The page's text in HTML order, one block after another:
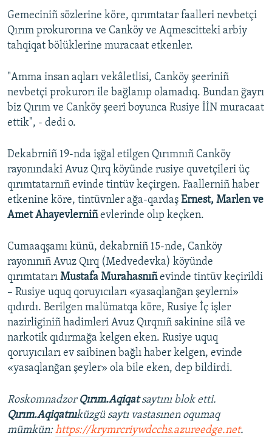
Gemeciniñ sözlerine köre, qırımtatar faalleri nevbetçi
Qırım prokurorına ve Canköy ve Aqmescitteki arbiy
tahqiqat bölüklerine muracaat etkenler.
"Amma insan aqları vekâletlisi, Canköy şeeriniñ
nevbetçi prokurorı ile bağlanıp olamadıq. Bundan ğayrı
biz Qırım ve Canköy şeeri boyunca Rusiye İİN muracaat
ettik", - dedi o.
Dekabrniñ 19-nda işğal etilgen Qırımnıñ Canköy
rayonındaki Avuz Qırq köyünde rusiye quvetçileri üç
qırımtatarnıñ evinde tintüv keçirgen. Faallerniñ haber
etkenine köre, tintüvnler ağa-qardaş Ernest, Marlen ve
Amet Ahayevlerniñevlerinde olıp keçken.
Cumaaqşamı künü, dekabrniñ 15-nde, Canköy
rayonınıñ Avuz Qırq (Medvedevka) köyünde
qırımtatarı Mustafa Murahasnıñevinde tintüv keçirildi
– Rusiye uquq qoruyıcıları «yasaqlanğan şeylerni»
qıdırdı. Berilgen malümatqa köre, Rusiye İç işler
nazirliginiñ hadimleri Avuz Qırqnıñ sakinine silâ ve
narkotik qıdırmağa kelgen eken. Rusiye uquq
qoruyıcıları ev saibinen bağlı haber kelgen, evinde
«yasaqlanğan şeyler» ola bile eken, dep bildirdi.
Roskomnadzor Qırım.Aqiqatsaytını blok etti.
Qırım.Aqiqatnıküzgü saytı vastasınen oqumaq
mümkün:https://krymrcriywdcchs.azureedge.net.